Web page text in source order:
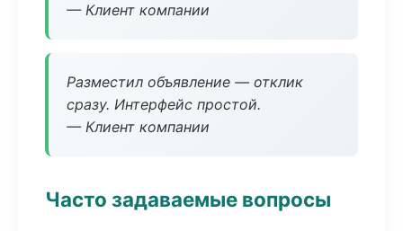
— Клиент компании
Разместил объявление — отклик
сразу. Интерфейс простой.
— Клиент компании
Часто задаваемые вопросы